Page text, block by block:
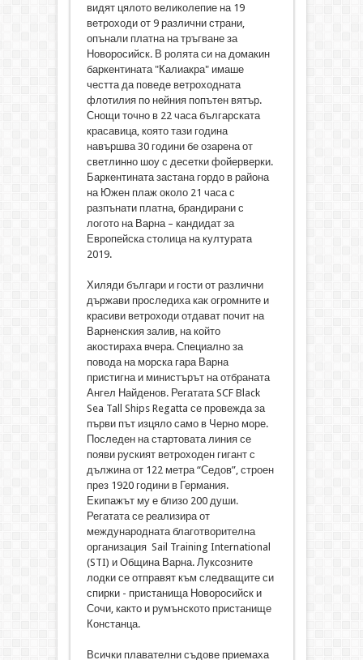
видят цялото великолепие на 19
ветроходи от 9 различни страни,
опънали платна на тръгване за
Новоросийск. В ролята си на домакин
баркентината "Калиакра" имаше
честта да поведе ветроходната
флотилия по нейния попътен вятър.
Снощи точно в 22 часа българската
красавица, която тази година
навършва 30 години бе озарена от
светлинно шоу с десетки фойерверки.
Баркентината застана гордо в района
на Южен плаж около 21 часа с
разпънати платна, брандирани с
логото на Варна – кандидат за
Европейска столица на културата
2019.
Хиляди българи и гости от различни
държави проследиха как огромните и
красиви ветроходи отдават почит на
Варненския залив, на който
акостираха вчера. Специално за
повода на морска гара Варна
пристигна и министърът на отбраната
Ангел Найденов. Регатата SCF Black
Sea Tall Ships Regatta се провежда за
първи път изцяло само в Черно море.
Последен на стартовата линия се
появи руският ветроходен гигант с
дължина от 122 метра “Седов”, строен
през 1920 години в Германия.
Екипажът му е близо 200 души.
Регатата се реализира от
международната благотворителна
организация Sail Training International
(STI) и Община Варна. Луксозните
лодки се отправят към следващите си
спирки - пристанища Новоросийск и
Сочи, както и румънското пристанище
Констанца.
Всички плавателни съдове приемаха